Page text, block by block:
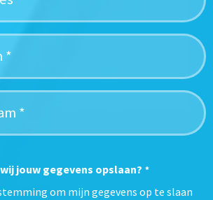
jouw gegevens opslaan? *
om mijn gegevens op te slaan